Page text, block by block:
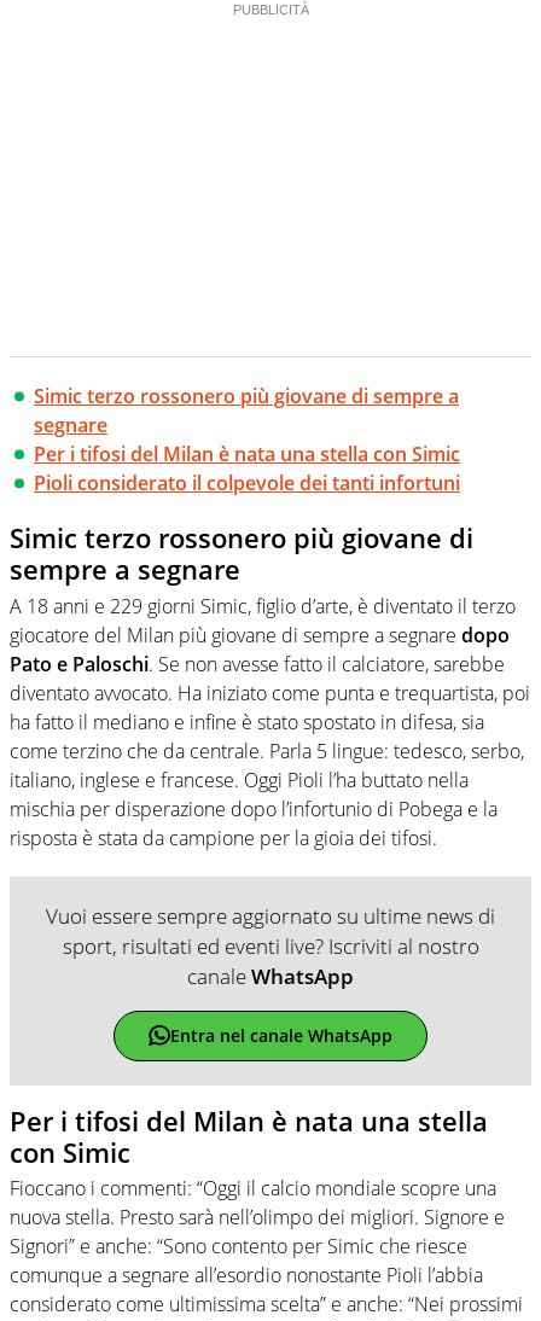
Simic terzo rossonero più giovane di sempre a
segnare
Per i tifosi del Milan è nata una stella con Simic
Pioli considerato il colpevole dei tanti infortuni
Simic terzo rossonero più giovane di
sempre a segnare
A 18 anni e 229 giorni Simic, figlio d’arte, è diventato il terzo
giocatore del Milan più giovane di sempre a segnare dopo
Pato e Paloschi. Se non avesse fatto il calciatore, sarebbe
diventato avvocato. Ha iniziato come punta e trequartista, poi
ha fatto il mediano e infine è stato spostato in difesa, sia
come terzino che da centrale. Parla 5 lingue: tedesco, serbo,
italiano, inglese e francese. Oggi Pioli l’ha buttato nella
mischia per disperazione dopo l’infortunio di Pobega e la
risposta è stata da campione per la gioia dei tifosi.
Vuoi essere sempre aggiornato su ultime news di
sport, risultati ed eventi live? Iscriviti al nostro
canaleWhatsApp
Entra nel canale WhatsApp
Per i tifosi del Milan è nata una stella
con Simic
Fioccano i commenti: “Oggi il calcio mondiale scopre una
nuova stella. Presto sarà nell’olimpo dei migliori. Signore e
Signori” e anche: “Sono contento per Simic che riesce
comunque a segnare all’esordio nonostante Pioli l’abbia
considerato come ultimissima scelta” e anche: “Nei prossimi